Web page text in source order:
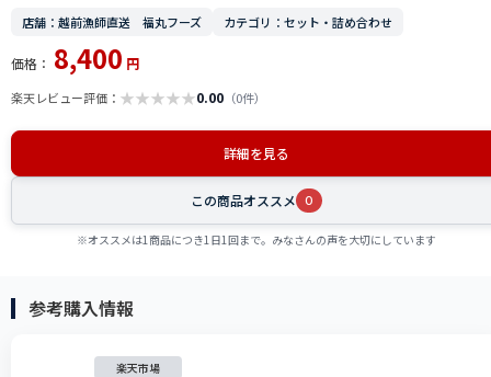
店舗：越前漁師直送 福丸フーズ カテゴリ：セット・詰め合わせ
価格： 8,400 円
楽天レビュー評価： ★★★★★0.00 （0件）
詳細を見る
この商品オススメ 0
※オススメは1商品につき1日1回まで。みなさんの声を大切にしています
参考購入情報
楽天市場